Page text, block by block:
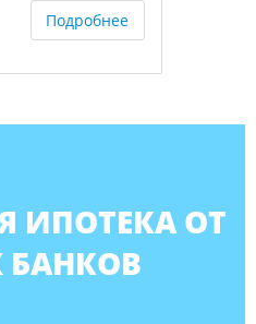
Подробнее
ИПОТЕКА ОТ